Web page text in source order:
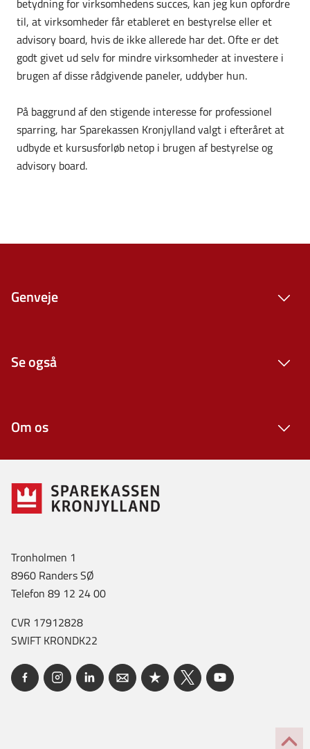
til, at virksomheder får etableret en bestyrelse eller et
advisory board, hvis de ikke allerede har det. Ofte er det
godt givet ud selv for mindre virksomheder at investere i
brugen af disse rådgivende paneler, uddyber hun.
På baggrund af den stigende interesse for professionel
sparring, har Sparekassen Kronjylland valgt i efteråret at
udbyde et kursusforløb netop i brugen af bestyrelse og
advisory board.
Genveje
Se også
Om os
Tronholmen 1
8960 Randers SØ
Telefon 89 12 24 00
CVR 17912828
SWIFT KRONDK22